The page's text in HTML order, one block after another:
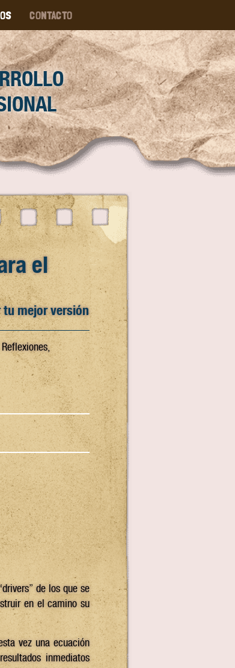
CONTACTO
el
mejor versión
de los que se
en el camino su
vez una ecuación
inmediatos